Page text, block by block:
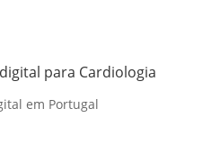
para Cardiologia
em Portugal